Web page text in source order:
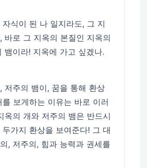
식이 된 나 일지라도, 그 지
바로 그 지옥의 본질인 지옥의
뱀이라! 지옥에 가고 싶겠나.
저주의 뱀이, 꿈을 통해 환상
보게하는 이유는 바로 이러
옥의 개와 저주의 뱀은 반드시
가지 환상을 보여준다! 그 대
, 저주의, 힘과 능력과 권세를